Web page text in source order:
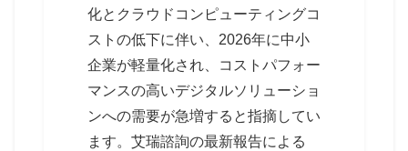
化とクラウドコンピューティングコ
ストの低下に伴い、2026年に中小
企業が軽量化され、コストパフォー
マンスの高いデジタルソリューショ
ンへの需要が急増すると指摘してい
ます。艾瑞諮詢の最新報告による